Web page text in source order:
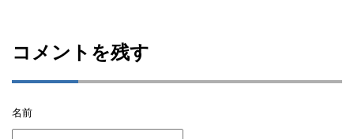
コメントを残す
名前